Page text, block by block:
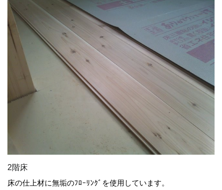
2階床
床の仕上材に無垢のﾌﾛｰﾘﾝｸﾞを使用しています。